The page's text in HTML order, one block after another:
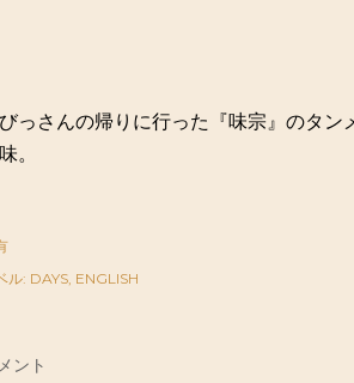
っさんの帰りに行った『味宗』のタ
。
ル: DAYS ENGLISH
ント